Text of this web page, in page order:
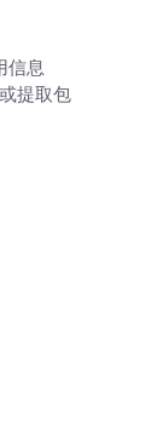
信息
提取包